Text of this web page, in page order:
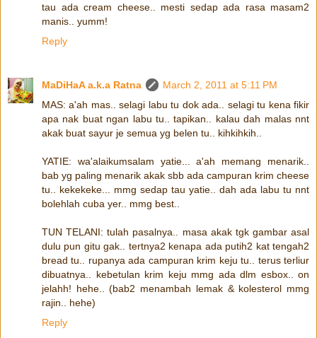
tau ada cream cheese.. mesti sedap ada rasa masam2
manis.. yumm!
Reply
MaDiHaA a.k.a Ratna
March 2, 2011 at 5:11 PM
MAS: a'ah mas.. selagi labu tu dok ada.. selagi tu kena fikir
apa nak buat ngan labu tu.. tapikan.. kalau dah malas nnt
akak buat sayur je semua yg belen tu.. kihkihkih..
YATIE: wa'alaikumsalam yatie... a'ah memang menarik..
bab yg paling menarik akak sbb ada campuran krim cheese
tu.. kekekeke... mmg sedap tau yatie.. dah ada labu tu nnt
bolehlah cuba yer.. mmg best..
TUN TELANI: tulah pasalnya.. masa akak tgk gambar asal
dulu pun gitu gak.. tertnya2 kenapa ada putih2 kat tengah2
bread tu.. rupanya ada campuran krim keju tu.. terus terliur
dibuatnya.. kebetulan krim keju mmg ada dlm esbox.. on
jelahh! hehe.. (bab2 menambah lemak & kolesterol mmg
rajin.. hehe)
Reply